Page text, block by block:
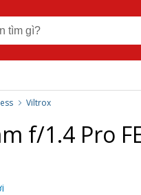
Viltrox
f/1.4 Pro